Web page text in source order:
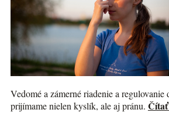
Vedomé a zámerné riadenie a regulovanie
prijímame nielen kyslík, ale aj pránu.